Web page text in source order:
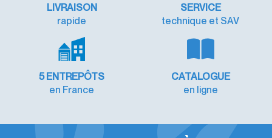
LIVRAISON
rapide
SERVICE
technique et SAV
5 ENTREPÔTS
en France
CATALOGUE
en ligne